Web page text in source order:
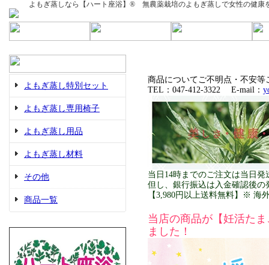
よもぎ蒸しなら【ハート座浴】®︎ 無農薬栽培のよもぎ蒸しで女性の健
よもぎ蒸し特別セット
よもぎ蒸し専用椅子
よもぎ蒸し用品
よもぎ蒸し材料
その他
商品一覧
商品についてご不明点・不安
TEL：047-412-3322 E-mail：
当日14時までのご注文は当日
但し、銀行振込は入金確認後の
【3,980円以上送料無料】※ 海
当店の商品が【妊活た
ました！